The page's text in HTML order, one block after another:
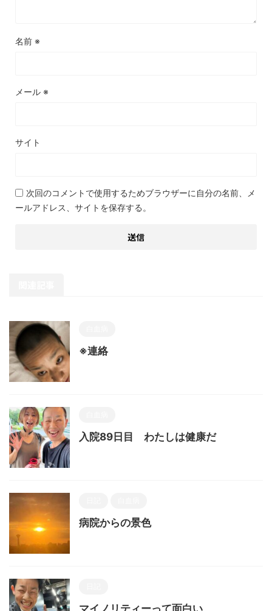
名前 ※
メール ※
サイト
次回のコメントで使用するためブラウザーに自分の名前、メ
ールアドレス、サイトを保存する。
※連絡
入院89日目 わたしは健康だ
病院からの景色